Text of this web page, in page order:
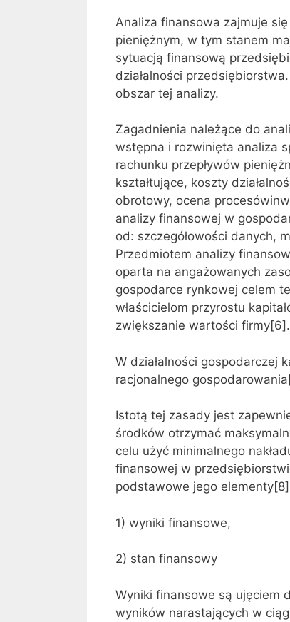
Analiza finansowa zajmuje
pieniężnym, w tym stanem
sytuacją finansową
działalności
obszar tej analizy.
Zagadnienia należące do
wstępna i rozwinięta analiza
rachunku przepływów
kształtujące, koszty
obrotowy, ocena
analizy finansowej w
od: szczegółowości danych,
Przedmiotem analizy
oparta na angażowanych
gospodarce rynkowej celem
właścicielom przyrostu
zwiększanie wartości firmy[6].
W działalności gospodarczej
racjonalnego
Istotą tej zasady jest
środków otrzymać
celu użyć minimalnego
finansowej w
podstawowe jego
1) wyniki finansowe,
2) stan finansowy
Wyniki finansowe są ujęciem
wyników narastających w